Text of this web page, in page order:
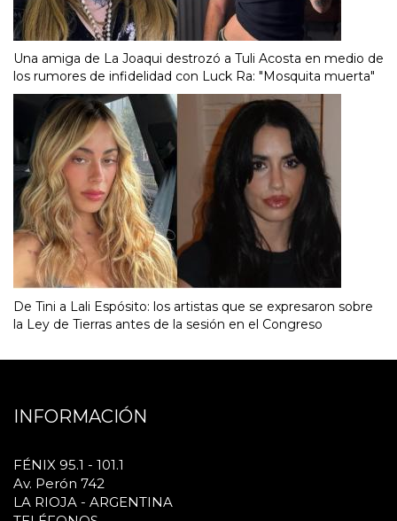
Una amiga de La Joaqui destrozó a Tuli Acosta en medio de
los rumores de infidelidad con Luck Ra: "Mosquita muerta"
De Tini a Lali Espósito: los artistas que se expresaron sobre
la Ley de Tierras antes de la sesión en el Congreso
INFORMACIÓN
FÉNIX 95.1 - 101.1
Av. Perón 742
LA RIOJA - ARGENTINA